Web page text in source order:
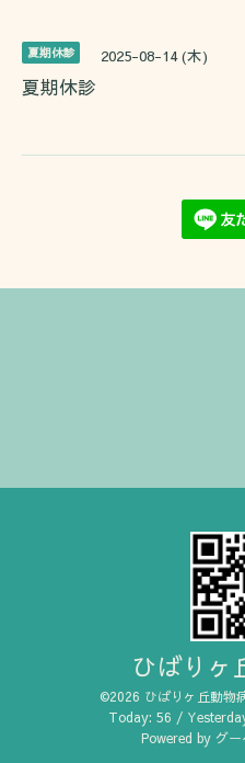
夏期休診 2025-08-14 (木)
夏期休診
ひばりヶ
©2026 ひばりヶ丘動物
Today: 56 /
Powered by グー